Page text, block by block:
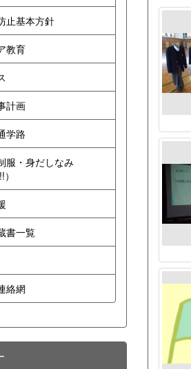
止基本方針
教育
計画
学路
服・身だしなみ
書一覧
絡網